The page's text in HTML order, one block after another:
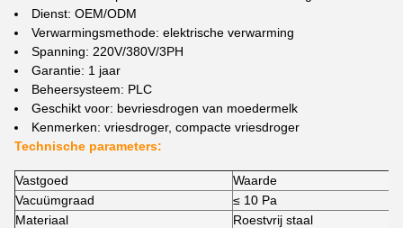
Dienst: OEM/ODM
Verwarmingsmethode: elektrische verwarming
Spanning: 220V/380V/3PH
Garantie: 1 jaar
Beheersysteem: PLC
Geschikt voor: bevriesdrogen van moedermelk
Kenmerken: vriesdroger, compacte vriesdroger
Technische parameters:
Vastgoed
Waarde
Vacuümgraad
≤ 10 Pa
Materiaal
Roestvrij staal